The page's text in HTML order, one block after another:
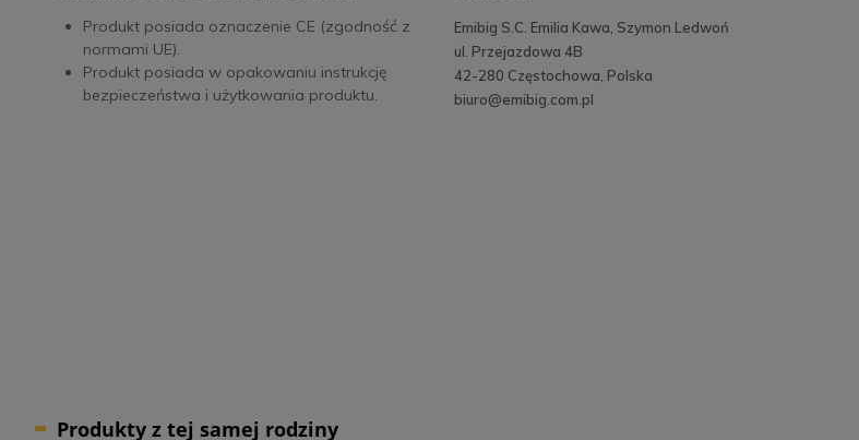
Emibig S.C. Emilia Kawa, Szymon Ledwoń
ul. Przejazdowa 4B
42-280 Częstochowa, Polska
biuro@emibig.com.pl
Produkt posiada oznaczenie CE (zgodność z
normami UE).
Produkt posiada w opakowaniu instrukcję
bezpieczeństwa i użytkowania produktu.
Produkty z tej samej rodziny